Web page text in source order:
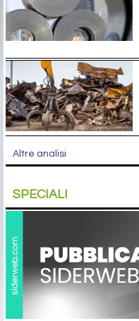
Altre analisi
SPECIALI